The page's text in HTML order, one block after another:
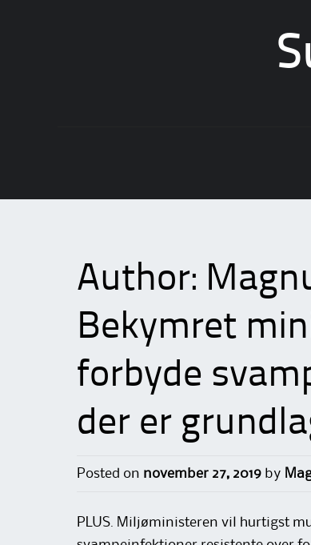
content
Author:
Bekymret
forbyde
der er
Posted on november 27, 2019 by
PLUS. Miljøministeren vil hurtigst